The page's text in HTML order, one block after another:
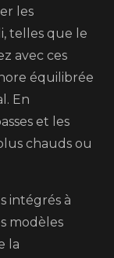
les
telles que le
avec ces
équilibrée
En
et les
chauds ou
intégrés à
modèles
la